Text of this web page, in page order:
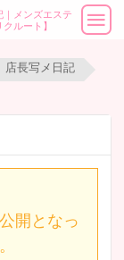
｜メンズエステ
ルート】
店長写メ日記
開となっ